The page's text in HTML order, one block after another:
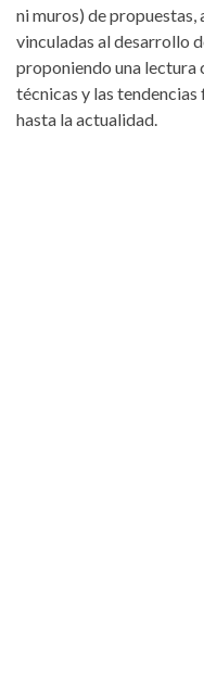
ni muros) de propuestas,
vinculadas al desarrollo
proponiendo una lectura
técnicas y las
hasta la actualidad.